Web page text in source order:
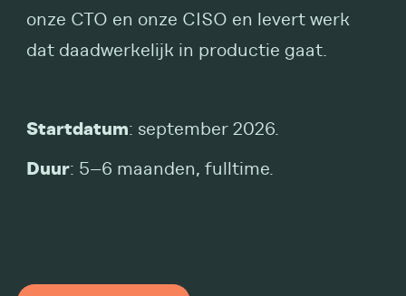
onze CTO en onze CISO en levert werk
dat daadwerkelijk in productie gaat.
Startdatum: september 2026.
Duur: 5–6 maanden, fulltime.